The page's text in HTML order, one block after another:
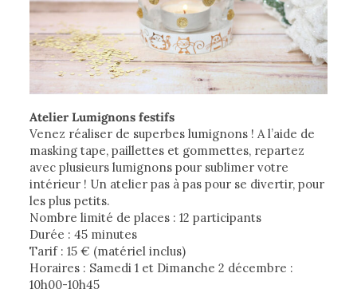
Atelier Lumignons festifs
Venez réaliser de superbes lumignons ! A l’aide de
masking tape, paillettes et gommettes, repartez
avec plusieurs lumignons pour sublimer votre
intérieur ! Un atelier pas à pas pour se divertir, pour
les plus petits.
Nombre limité de places : 12 participants
Durée : 45 minutes
Tarif : 15 ­€ (matériel inclus)
Horaires : Samedi 1 et Dimanche 2 décembre :
10h00-10h45